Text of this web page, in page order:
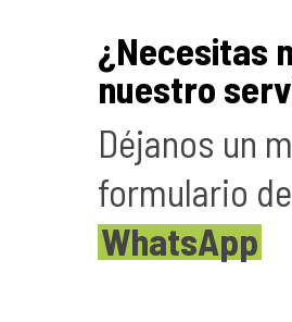
¿Necesitas
nuestro
Déjanos un
formulario
WhatsApp